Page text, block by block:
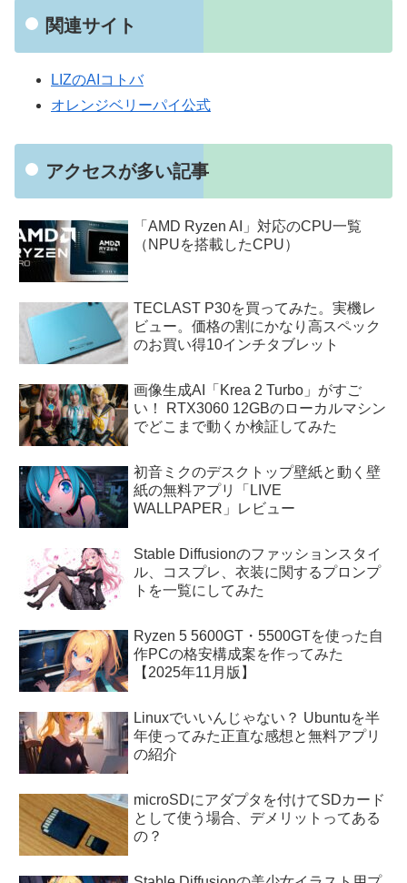
関連サイト
LIZのAIコトバ
オレンジベリーパイ公式
アクセスが多い記事
「AMD Ryzen AI」対応のCPU一覧
（NPUを搭載したCPU）
TECLAST P30を買ってみた。実機レ
ビュー。価格の割にかなり高スペック
のお買い得10インチタブレット
画像生成AI「Krea 2 Turbo」がすご
い！ RTX3060 12GBのローカルマシン
でどこまで動くか検証してみた
初音ミクのデスクトップ壁紙と動く壁
紙の無料アプリ「LIVE
WALLPAPER」レビュー
Stable Diffusionのファッションスタイ
ル、コスプレ、衣装に関するプロンプ
トを一覧にしてみた
Ryzen 5 5600GT・5500GTを使った自
作PCの格安構成案を作ってみた
【2025年11月版】
Linuxでいいんじゃない？ Ubuntuを半
年使ってみた正直な感想と無料アプリ
の紹介
microSDにアダプタを付けてSDカード
として使う場合、デメリットってある
の？